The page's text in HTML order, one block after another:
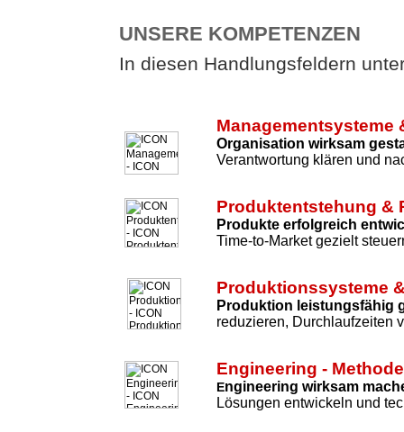
UNSERE KOMPETENZEN
In diesen Handlungsfeldern
Managementsysteme
Organisation wirksam
Verantwortung klären und
Produktentstehung &
Produkte erfolgreich
Time-to-Market gezielt
Produktionssysteme
Produktion leistungsfähig
reduzieren, Durchlaufzeiten
Engineering -
Engineering wirksam
Lösungen entwickeln und